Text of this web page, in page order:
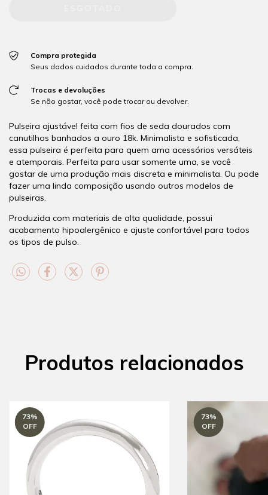
Compra protegida
Seus dados cuidados durante toda a compra.
Trocas e devoluções
Se não gostar, você pode trocar ou devolver.
Pulseira ajustável feita com fios de seda dourados com
canutilhos banhados a ouro 18k. Minimalista e sofisticada,
essa pulseira é perfeita para quem ama acessórios versáteis
e atemporais. Perfeita para usar somente uma, se você
gostar de uma produção mais discreta e minimalista. Ou pode
fazer uma linda composição usando outros modelos de
pulseiras.
Produzida com materiais de alta qualidade, possui
acabamento hipoalergênico e ajuste confortável para todos
os tipos de pulso.
Produtos relacionados
73%
OFF
73%
OFF